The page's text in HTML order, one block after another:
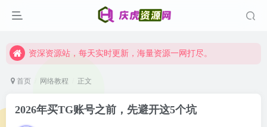
资深资源站，每天实时更新，海量资源一网打尽。
资深资源站，每天实时更新，海量资源一网打尽。
首页 网络教程 正文
2026年买TG账号之前，先避开这5个坑